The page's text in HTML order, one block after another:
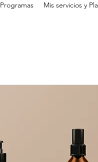
Programas Mis servicios y